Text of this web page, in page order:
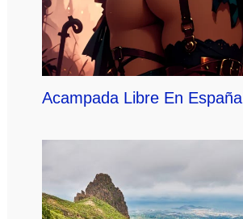
Acampada Libre En España